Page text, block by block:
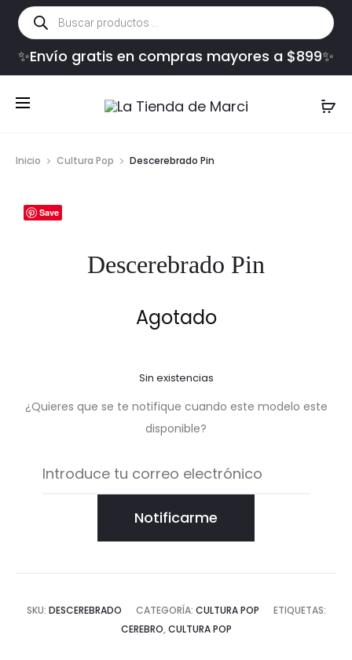
Búsqueda
de
productos
✨Envío gratis en compras mayores a $899✨
Inicio Cultura Pop Descerebrado Pin
Save
Descerebrado Pin
Agotado
Sin existencias
¿Quieres que se te notifique cuando este modelo este
disponible?
Notificarme
SKU: DESCEREBRADO CATEGORÍA: CULTURA POP
ETIQUETAS:
CEREBRO, CULTURA POP